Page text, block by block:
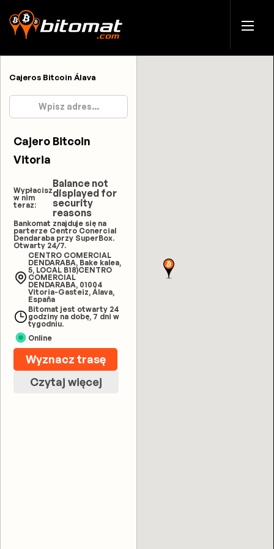
Cajeros Bitcoin Álava
Cajero Bitcoin
Vitoria
Wypłacisz
w nim
teraz:
Balance not
displayed for
security
reasons
Bankomat znajduje się na
parterze Centro Conercial
Dendaraba przy SuperBox.
Otwarty 24/7.
CENTRO COMERCIAL
DENDARABA, Bake kalea,
5, LOCAL B18)CENTRO
COMERCIAL
DENDARABA, 01004
Vitoria-Gasteiz, Álava,
España
Bitomat jest otwarty 24
godziny na dobę, 7 dni w
tygodniu.
Online
Wyznacz trasę
Czytaj więcej